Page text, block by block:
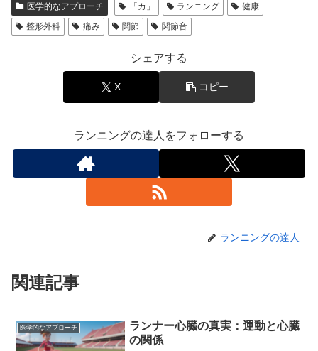
医学的なアプローチ 「カ」 ランニング
健康
整形外科
痛み 関節 関節音
シェアする
X コピー
ランニングの達人をフォローする
ランニングの達人
関連記事
医学的なアプローチ
ランナー心臓の真実：運動と心臓
の関係